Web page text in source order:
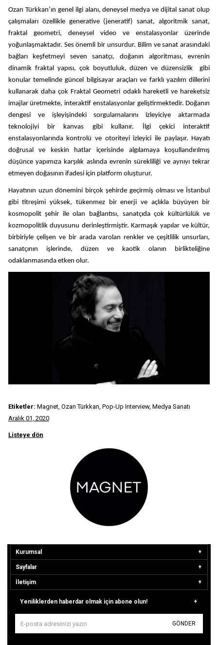
Ozan Türkkan’ın genel ilgi alanı, deneysel medya ve dijital sanat olup
çalışmaları özellikle generative (jeneratif) sanat, algoritmik sanat,
fraktal geometri, deneysel video ve enstalasyonlar üzerinde
yoğunlaşmaktadır. Ses önemli bir unsurdur. Bilim ve sanat arasındaki
bağları keşfetmeyi seven sanatçı, doğanın algoritması, evrenin
dinamik fraktal yapısı, çok boyutluluk, düzen ve düzensizlik gibi
konular temelinde güncel bilgisayar araçları ve farklı yazılım dillerini
kullanarak daha çok Fraktal Geometri odaklı hareketli ve hareketsiz
imajlar üretmekte, interaktif enstalasyonlar geliştirmektedir. Doğanın
dengesi ve işleyişindeki sorgulamalarını izleyiciye aktarmada
teknolojiyi bir kanvas gibi kullanır. İlgi çekici interaktif
enstalasyonlarında kontrolü ve otoriteyi izleyici ile paylaşır. Hayatı
doğrusal ve keskin hatlar içerisinde algılamaya koşullandırılmış
düşünce yapımıza karşılık aslında evrenin sürekliliği ve aynıyı tekrar
etmeyen doğasının ifadesi için platform oluşturur.
Hayatının uzun dönemini birçok şehirde geçirmiş olması ve İstanbul
gibi titreşimi yüksek, tükenmez bir enerji ve açlıkla büyüyen bir
kosmopolit şehir ile olan bağlantısı, sanatçıda çok kültürlülük ve
kozmopolitlik duyusunu derinleştirmiştir. Karmaşık yapılar ve kültür,
birbiriyle çelişen ve bir arada varolan renkler ve çeşitlilik unsurları,
sanatçının işlerinde, düzen ve kaotik olanın birlikteliğine
odaklanmasında etken olur.
Etiketler: Magnet, Ozan Türkkan, Pop-Up Interview, Medya Sanatı
Aralık 01, 2020
Listeye dön
Kurumsal
Sayfalar
İletişim
Yeniliklerden haberdar olmak için abone olun!
GÖNDER